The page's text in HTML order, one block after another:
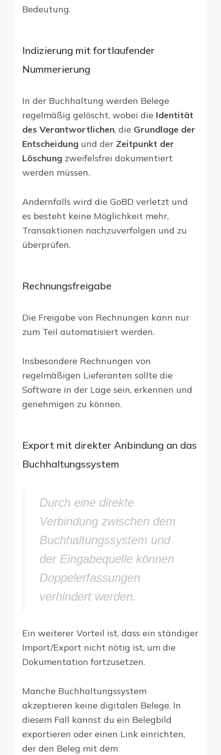
Bedeutung.
Indizierung mit fortlaufender
Nummerierung
In der Buchhaltung werden Belege
regelmäßig gelöscht, wobei die Identität
des Verantwortlichen, die Grundlage der
Entscheidung und der Zeitpunkt der
Löschung zweifelsfrei dokumentiert
werden müssen.
Andernfalls wird die GoBD verletzt und
es besteht keine Möglichkeit mehr,
Transaktionen nachzuverfolgen und zu
überprüfen.
Rechnungsfreigabe
Die Freigabe von Rechnungen kann nur
zum Teil automatisiert werden.
Insbesondere Rechnungen von
regelmäßigen Lieferanten sollte die
Software in der Lage sein, erkennen und
genehmigen zu können.
Export mit direkter Anbindung an das
Buchhaltungssystem
Durch eine direkte
Verbindung zwischen dem
Buchhaltungssystem und
der Eingabequelle können
Doppelerfassungen
verhindert werden.
Ein weiterer Vorteil ist, dass ein ständiger
Import/Export nicht nötig ist, um die
Dokumentation fortzusetzen.
Manche Buchhaltungssystem
akzeptieren keine digitalen Belege. In
diesem Fall kannst du ein Belegbild
exportieren oder einen Link einrichten,
der den Beleg mit dem